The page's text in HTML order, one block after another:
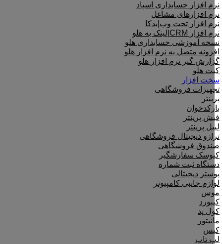
نرم افزار حسابداری اسپاد
نرم افزارهای مشاغل
نرم افزار تحت وب|بدکا
نرم افزار CRM|لینک به هلو
نسخه آموزشی حسابداری هلو
افزونه متصل به نرم افزار هلو
گزارش گیر نرم افزار هلو
کیت هلو
سخت افزار
تجهیزات فروشگاهی
پرینتر
بارکدخوان
فیش پرینتر
لیبل پرینتر
ترازو دیجیتال فروشگاهی
صندوق فروشگاهی
کیوسک سفارشگیر
دستگاه ثبت شماره
پوستر دیجیتالی
لوازم جانبی کامپیوتر
موس
کیبورد
کول پد
مانیتور
کیس
لپ تاپ